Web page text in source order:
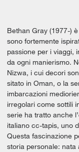
Bethan Gray (1977-)
sono fortemente
passione per i viaggi,
da ogni manierismo.
Nizwa, i cui decori
sitato in Oman, o la
imbarcazioni
irregolari come sottili
serie ha tratto anche
italiano cc-tapis, uno
Questa fascinazione
storia personale: